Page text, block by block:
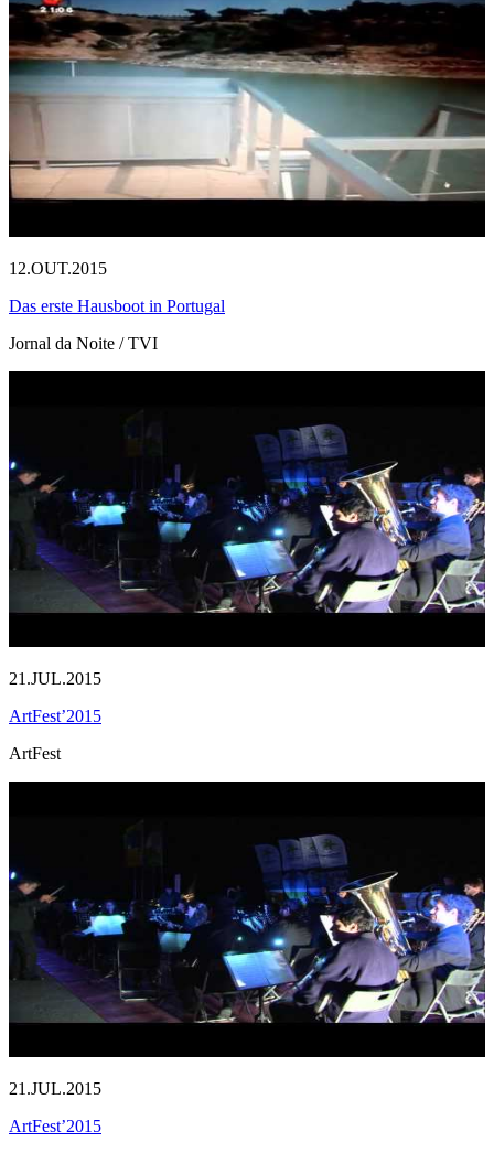
12.OUT.2015
Das erste Hausboot in Portugal
Jornal da Noite / TVI
21.JUL.2015
ArtFest’2015
ArtFest
21.JUL.2015
ArtFest’2015